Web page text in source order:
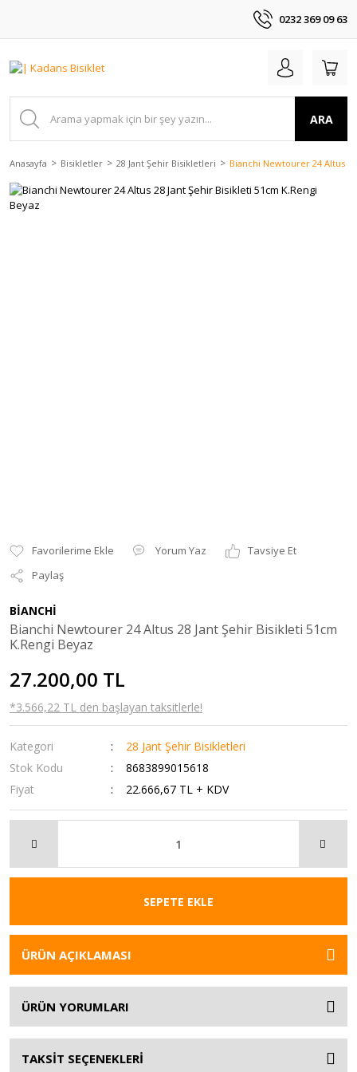
0232 369 09 63
ARA
Anasayfa Bisikletler 28 Jant Şehir Bisikletleri Bianchi Newtourer 24 Altus
Yorum Yaz
Tavsiye Et
Paylaş
BİANCHİ
Bianchi Newtourer 24 Altus 28 Jant Şehir Bisikleti 51cm
K.Rengi Beyaz
27.200,00 TL
*3.566,22 TL den başlayan taksitlerle!
Kategori
28 Jant Şehir Bisikletleri
Stok Kodu
8683899015618
Fiyat
22.666,67 TL + KDV
SEPETE EKLE
ÜRÜN AÇIKLAMASI
ÜRÜN YORUMLARI
TAKSİT SEÇENEKLERİ